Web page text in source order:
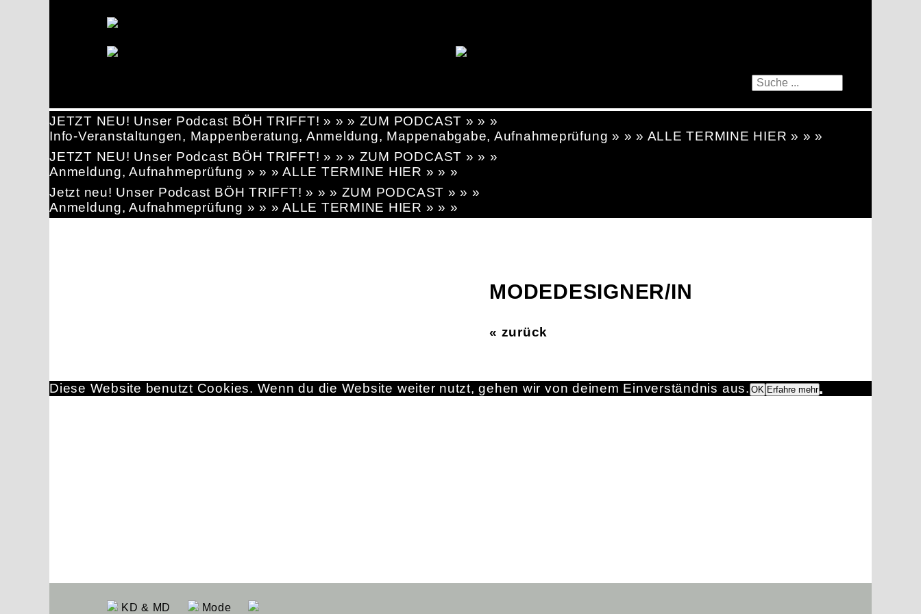
JETZT NEU! Unser Podcast BÖH TRIFFT! » » » ZUM PODCAST » » »
Info-Veranstaltungen, Mappenberatung, Anmeldung, Mappenabgabe, Aufnahmeprüfung » » » ALLE TERMINE HIER » » »
JETZT NEU! Unser Podcast BÖH TRIFFT! » » » ZUM PODCAST » » »
Anmeldung, Aufnahmeprüfung » » » ALLE TERMINE HIER » » »
Jetzt neu! Unser Podcast BÖH TRIFFT! » » » ZUM PODCAST » » »
Anmeldung, Aufnahmeprüfung » » » ALLE TERMINE HIER » » »
MODEDESIGNER/IN
« zurück
KD & MD Mode
Diese Website benutzt Cookies. Wenn du die Website weiter nutzt, gehen wir von deinem Einverständnis aus. OK Erfahre mehr